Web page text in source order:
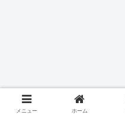
メニュー ホーム